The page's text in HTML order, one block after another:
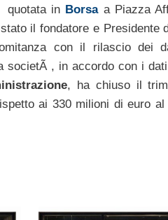
quotata in Borsaa Piazza
il fondatore e Presidente
con il rilascio dei
societÃ , in accordo con i
, ha chiuso il
ai 330 milioni di euro al